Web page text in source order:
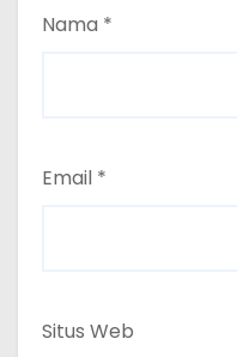
Nama *
Email *
Situs Web